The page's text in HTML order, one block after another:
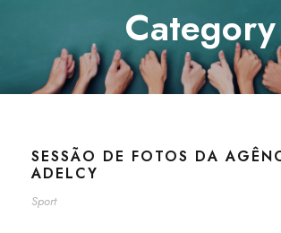
Category
SESSÃO DE FOTOS DA
ADELCY
Sport